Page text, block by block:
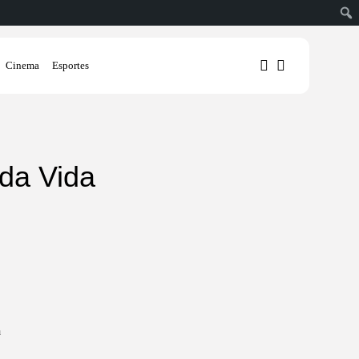
Cinema Esportes
Vida